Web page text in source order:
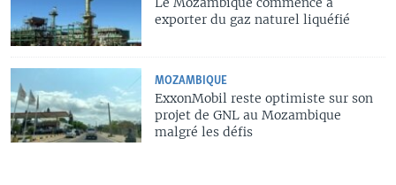
exporter du gaz naturel liquéfié
MOZAMBIQUE
ExxonMobil reste optimiste sur son
projet de GNL au Mozambique
malgré les défis